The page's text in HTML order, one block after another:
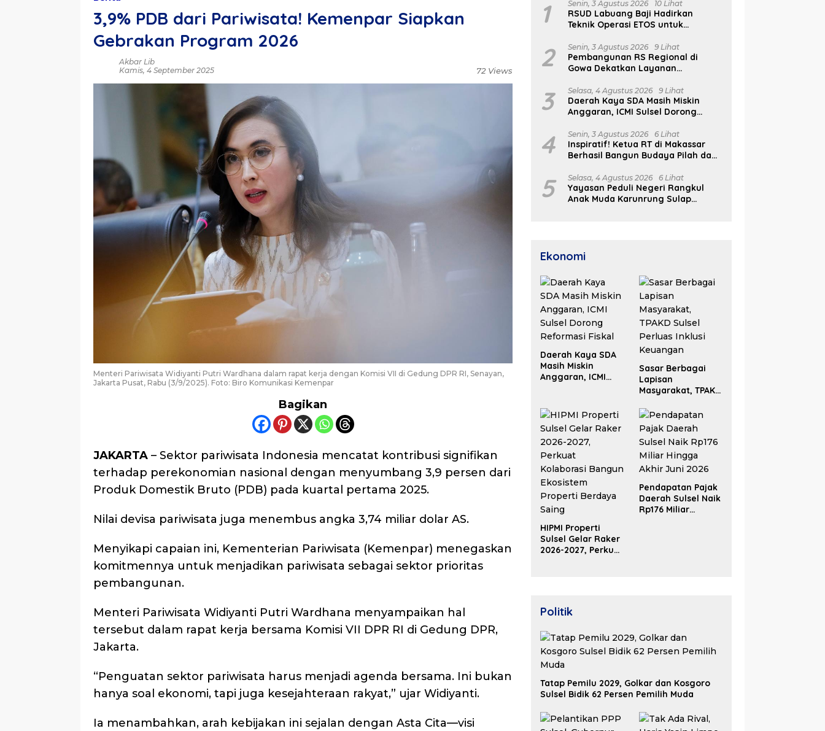
3,9% PDB dari Pariwisata! Kemenpar Siapkan
Gebrakan Program 2026
Akbar Lib
Kamis, 4 September 2025
72 Views
Menteri Pariwisata Widiyanti Putri Wardhana dalam rapat kerja dengan Komisi VII di Gedung DPR RI, Senayan,
Jakarta Pusat, Rabu (3/9/2025). Foto: Biro Komunikasi Kemenpar
Bagikan
JAKARTA – Sektor pariwisata Indonesia mencatat kontribusi signifikan
terhadap perekonomian nasional dengan menyumbang 3,9 persen dari
Produk Domestik Bruto (PDB) pada kuartal pertama 2025.
Nilai devisa pariwisata juga menembus angka 3,74 miliar dolar AS.
Menyikapi capaian ini, Kementerian Pariwisata (Kemenpar) menegaskan
komitmennya untuk menjadikan pariwisata sebagai sektor prioritas
pembangunan.
Menteri Pariwisata Widiyanti Putri Wardhana menyampaikan hal
tersebut dalam rapat kerja bersama Komisi VII DPR RI di Gedung DPR,
Jakarta.
“Penguatan sektor pariwisata harus menjadi agenda bersama. Ini bukan
hanya soal ekonomi, tapi juga kesejahteraan rakyat,” ujar Widiyanti.
Ia menambahkan, arah kebijakan ini sejalan dengan Asta Cita—visi
1 Senin, 3 Agustus 2026 10 Lihat
RSUD Labuang Baji Hadirkan
Teknik Operasi ETOS untuk
Indikasi Medis
2 Senin, 3 Agustus 2026 9 Lihat
Pembangunan RS Regional di
Gowa Dekatkan Layanan
3 Selasa, 4 Agustus 2026 9 Lihat
Daerah Kaya SDA Masih Miskin
Anggaran, ICMI Sulsel Dorong
4 Senin, 3 Agustus 2026 6 Lihat
Inspiratif! Ketua RT di Makassar
Berhasil Bangun Budaya Pilah dan
5 Selasa, 4 Agustus 2026 6 Lihat
Yayasan Peduli Negeri Rangkul
Anak Muda Karunrung Sulap
Ekonomi
Daerah Kaya SDA
Masih Miskin
Anggaran, ICMI
Sasar Berbagai
Lapisan
Masyarakat, TPAKD
Inklusi Keuangan
HIPMI Properti
Sulsel Gelar Raker
2026-2027, Perkuat
Pendapatan Pajak
Daerah Sulsel Naik
Rp176 Miliar
Politik
Tatap Pemilu 2029, Golkar dan Kosgoro
Sulsel Bidik 62 Persen Pemilih Muda